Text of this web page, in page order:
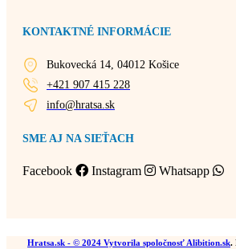
KONTAKTNÉ INFORMÁCIE
Bukovecká 14, 04012 Košice
+421 907 415 228
info@hratsa.sk
SME AJ NA SIEŤACH
Facebook Instagram Whatsapp
Hratsa.sk - © 2024 Vytvorila spoločnosť Alibition.sk.